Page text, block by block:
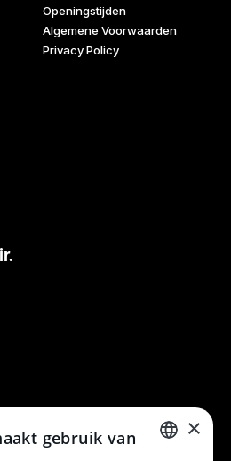
Openingstijden
Algemene Voorwaarden
Privacy Policy
×
gebruik van